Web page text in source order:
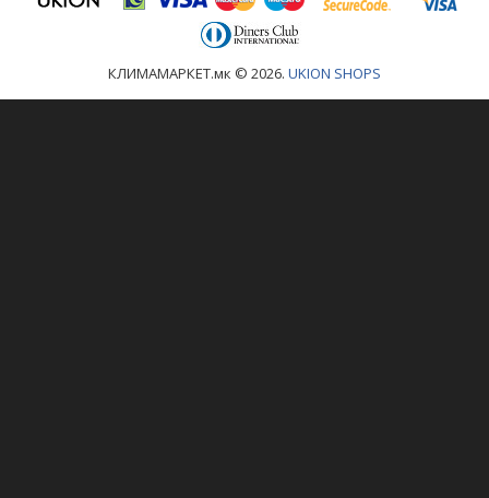
КЛИМАМАРКЕТ.мк © 2026. UKION SHOPS